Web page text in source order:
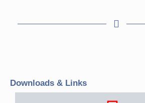
Downloads & Links